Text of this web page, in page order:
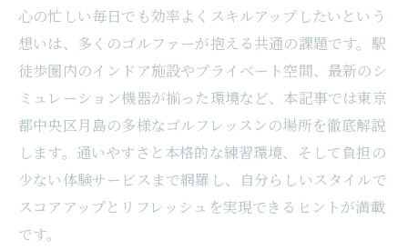
心の忙しい毎日でも効率よくスキルアップしたいという
想いは、多くのゴルファーが抱える共通の課題です。駅
徒歩圏内のインドア施設やプライベート空間、最新のシ
ミュレーション機器が揃った環境など、本記事では東京
都中央区月島の多様なゴルフレッスンの場所を徹底解説
します。通いやすさと本格的な練習環境、そして負担の
少ない体験サービスまで網羅し、自分らしいスタイルで
スコアアップとリフレッシュを実現できるヒントが満載
です。